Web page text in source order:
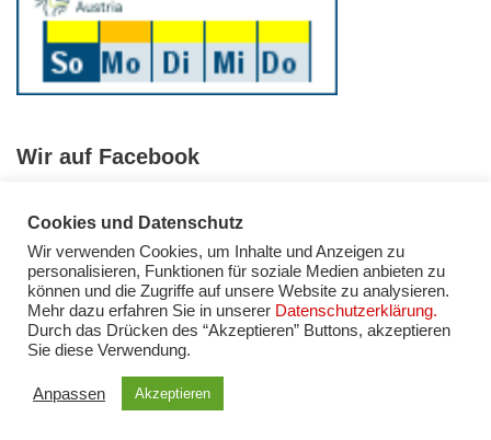
Wir auf Facebook
Facebook Instagram YouTube
Impressum
Datenschutzerklärung
Copyright (c) 2021 Freiwillige Feuerwehr Mattersburg.
Cookies und Datenschutz
Wir verwenden Cookies, um Inhalte und Anzeigen zu
personalisieren, Funktionen für soziale Medien anbieten zu
können und die Zugriffe auf unsere Website zu analysieren.
Mehr dazu erfahren Sie in unserer Datenschutzerklärung.
Durch das Drücken des “Akzeptieren” Buttons, akzeptieren
Sie diese Verwendung.
Anpassen Akzeptieren